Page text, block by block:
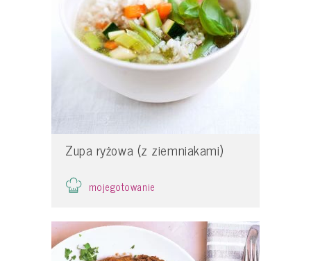
Zupa ryżowa (z ziemniakami)
mojegotowanie